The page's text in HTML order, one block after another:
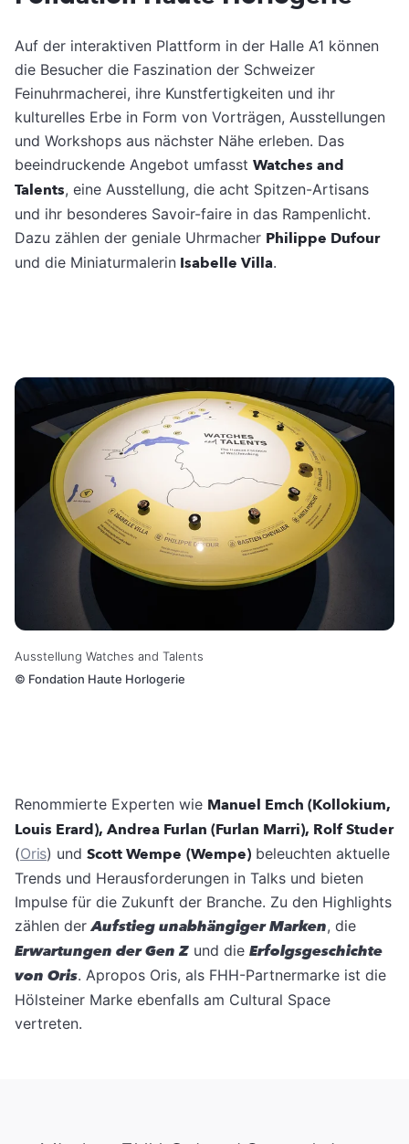
Auf der interaktiven Plattform in der Halle A1 können
die Besucher die Faszination der Schweizer
Feinuhrmacherei, ihre Kunstfertigkeiten und ihr
kulturelles Erbe in Form von Vorträgen, Ausstellungen
und Workshops aus nächster Nähe erleben. Das
beeindruckende Angebot umfasst Watches and
Talents, eine Ausstellung, die acht Spitzen-Artisans
und ihr besonderes Savoir-faire in das Rampenlicht.
Dazu zählen der geniale Uhrmacher Philippe Dufour
und die Miniaturmalerin Isabelle Villa.
Ausstellung Watches and Talents
© Fondation Haute Horlogerie
Renommierte Experten wie Manuel Emch (Kollokium,
Louis Erard), Andrea Furlan (Furlan Marri), Rolf Studer
(Oris) undScott Wempe (Wempe) beleuchten aktuelle
Trends und Herausforderungen in Talks und bieten
Impulse für die Zukunft der Branche. Zu den Highlights
zählen derAufstieg unabhängiger Marken, die
Erwartungen der Gen Z und die Erfolgsgeschichte
von Oris. Apropos Oris, als FHH-Partnermarke ist die
Hölsteiner Marke ebenfalls am Cultural Space
vertreten.